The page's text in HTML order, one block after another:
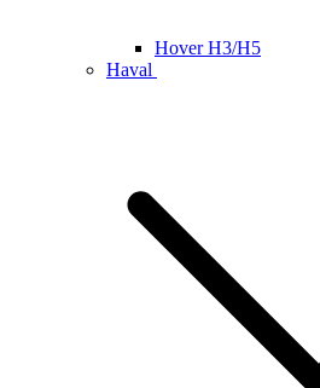
Hover H3/H5
Haval